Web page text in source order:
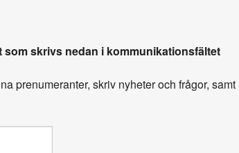
skrivs nedan i kommunikationsfältet
prenumeranter, skriv nyheter och frågor, samt